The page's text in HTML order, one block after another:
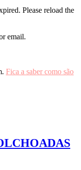
Please reload the
email.
Fica a saber como são